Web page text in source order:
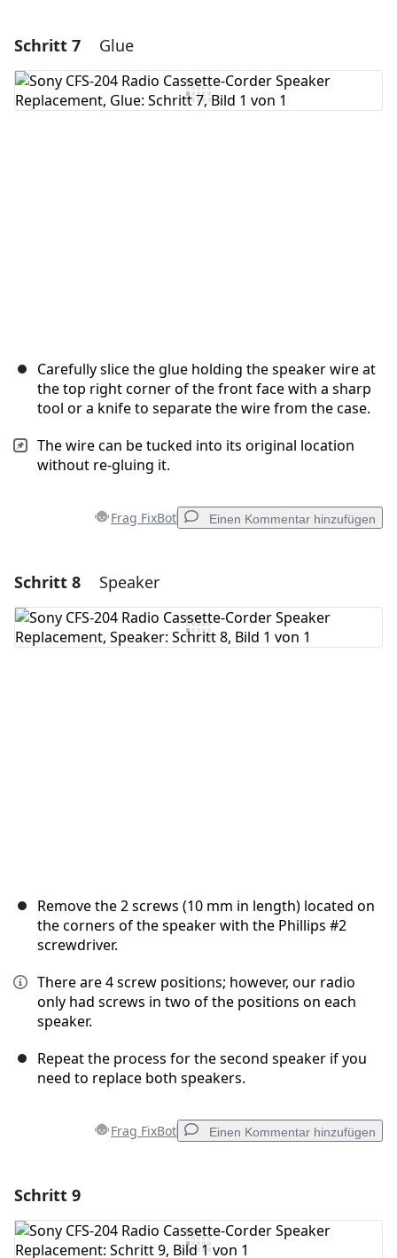
Einen Kommentar hinzufügen
Kommentar hinzufügen
Schritt 7 Glue
Carefully slice the glue holding the speaker wire at
the top right corner of the front face with a sharp
tool or a knife to separate the wire from the case.
The wire can be tucked into its original location
without re-gluing it.
Frag FixBot Einen Kommentar hinzufügen
Einen Kommentar hinzufügen
Kommentar hinzufügen
Schritt 8 Speaker
Remove the 2 screws (10 mm in length) located on
the corners of the speaker with the Phillips #2
screwdriver.
There are 4 screw positions; however, our radio
only had screws in two of the positions on each
speaker.
Repeat the process for the second speaker if you
need to replace both speakers.
Frag FixBot Einen Kommentar hinzufügen
Kommentar hinzufügen
Schritt 9